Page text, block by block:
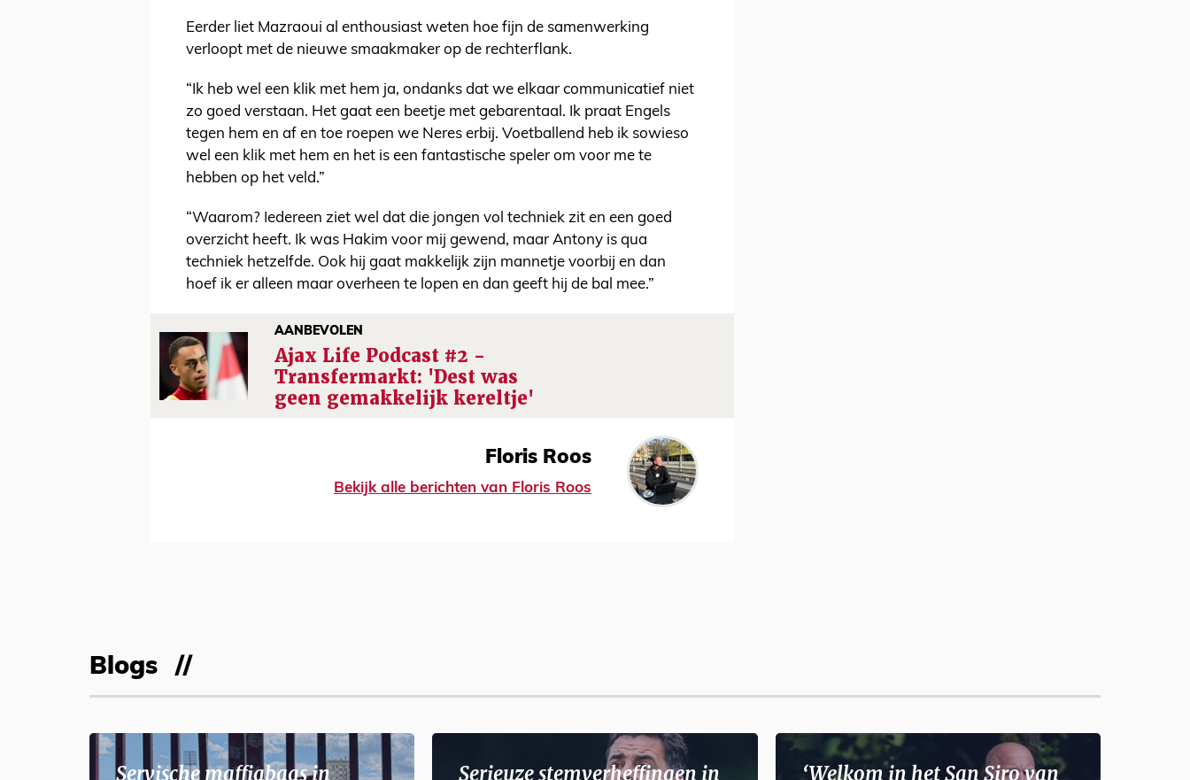
Eerder liet Mazraoui al enthousiast weten hoe fijn de samenwerking
verloopt met de nieuwe smaakmaker op de rechterflank.
“Ik heb wel een klik met hem ja, ondanks dat we elkaar communicatief niet
zo goed verstaan. Het gaat een beetje met gebarentaal. Ik praat Engels
tegen hem en af en toe roepen we Neres erbij. Voetballend heb ik sowieso
wel een klik met hem en het is een fantastische speler om voor me te
hebben op het veld.”
“Waarom? Iedereen ziet wel dat die jongen vol techniek zit en een goed
overzicht heeft. Ik was Hakim voor mij gewend, maar Antony is qua
techniek hetzelfde. Ook hij gaat makkelijk zijn mannetje voorbij en dan
hoef ik er alleen maar overheen te lopen en dan geeft hij de bal mee.”
AANBEVOLEN
Ajax Life Podcast #2 -
Transfermarkt: 'Dest was
geen gemakkelijk kereltje'
Floris Roos
Bekijk alle berichten van Floris Roos
Blogs
Servische maffiabaas in
Serieuze stemverheffingen in
‘Welkom in het San Siro van